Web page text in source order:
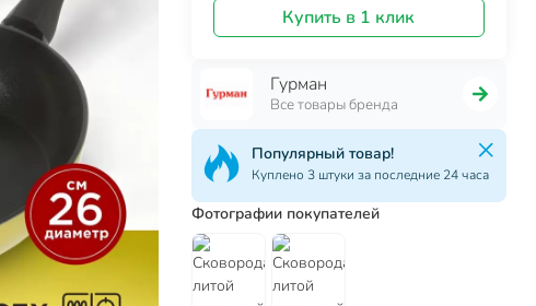
Купить в 1 клик
Гурман
Все товары бренда
Популярный товар!
Куплено 3 штуки за последние 24 часа
Фотографии покупателей